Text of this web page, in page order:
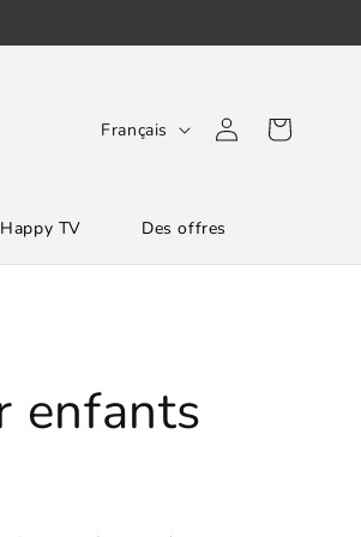
Happy TV Des offres
L
u
Français Connexion Panier
enfants